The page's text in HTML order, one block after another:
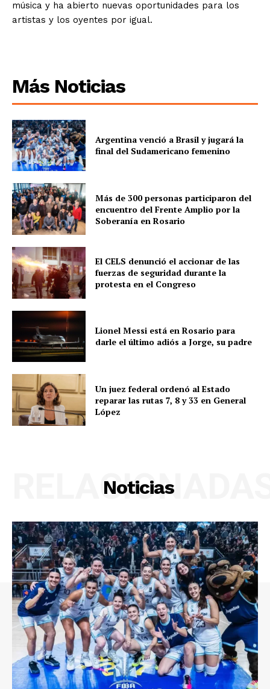
música y ha abierto nuevas oportunidades para los
artistas y los oyentes por igual.
Más Noticias
Argentina venció a Brasil y jugará la
final del Sudamericano femenino
Más de 300 personas participaron del
encuentro del Frente Amplio por la
Soberanía en Rosario
El CELS denunció el accionar de las
fuerzas de seguridad durante la
protesta en el Congreso
Lionel Messi está en Rosario para
darle el último adiós a Jorge, su padre
Un juez federal ordenó al Estado
reparar las rutas 7, 8 y 33 en General
López
Noticias